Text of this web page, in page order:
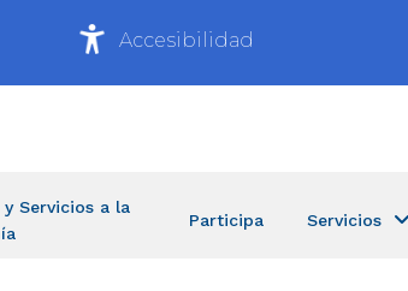
Accesibilidad
Servicios a la
Participa Servicios